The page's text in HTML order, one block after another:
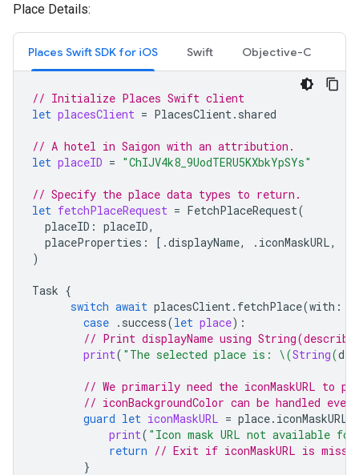
Place Details:
Places Swift SDK for iOS Swift Objective-C
// Initialize Places Swift client
let placesClient = PlacesClient. shared
// A hotel in Saigon with an attribution.
let placeID = "ChIJV4k8_9UodTERU5KXbkYpSYs"
// Specify the place data types to return.
let fetchPlaceRequest = FetchPlaceRequest(
placeID : placeID,
placeProperties : [.displayName, . iconMaskURL,
)
Task {
switch await placesClient. fetchPlace(with :
case . success(let place):
// Print displayName using
print( "The selected place is: \(String(
// We primarily need the iconMaskURL to
// iconBackgroundColor can be handled
guard let iconMaskURL = place. iconMaskURL
print( "Icon mask URL not available
return // Exit if iconMaskURL is
}